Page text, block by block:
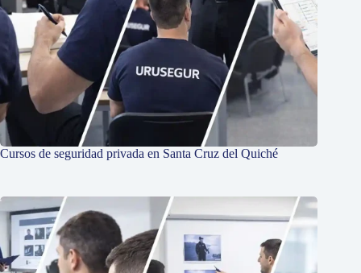
Cursos de seguridad privada en Santa Cruz del Quiché